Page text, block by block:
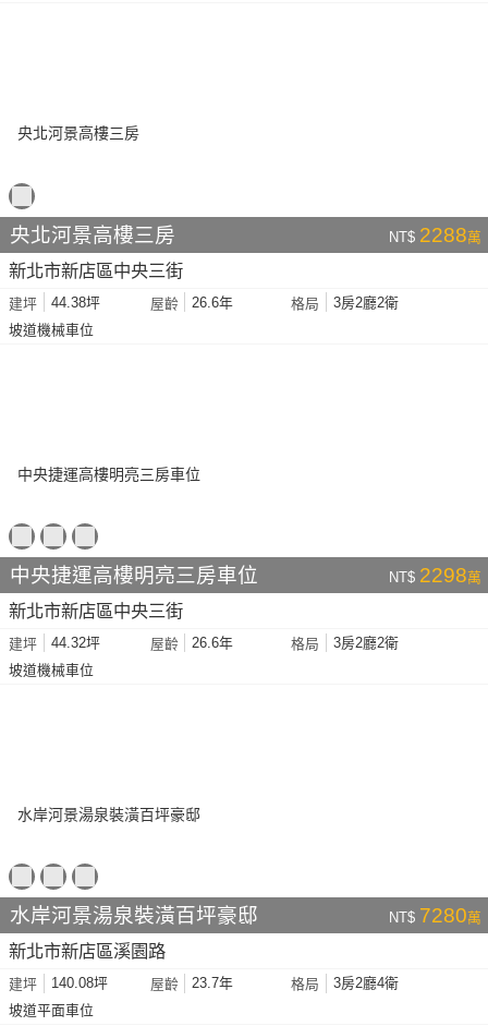
央北河景高樓三房 NT$ 2288萬
新北市新店區中央三街
建坪 44.38坪 屋齡 26.6年 格局
3房2廳2衛
坡道機械車位
中央捷運高樓明亮三房車位 NT$ 2298萬
新北市新店區中央三街
建坪 44.32坪 屋齡 26.6年 格局
3房2廳2衛
坡道機械車位
水岸河景湯泉裝潢百坪豪邸 NT$ 7280萬
新北市新店區溪園路
建坪 140.08坪 屋齡 23.7年 格局
3房2廳4衛
坡道平面車位